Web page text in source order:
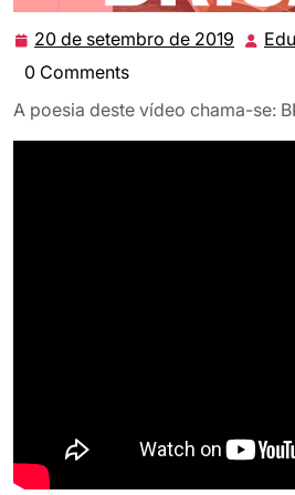
20 de setembro de 2019 20
de
2019
0 Comments
A poesia deste vídeo chama-se: